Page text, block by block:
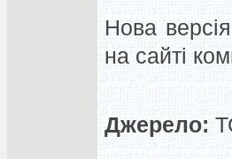
Нова
на сайті
Джерело: